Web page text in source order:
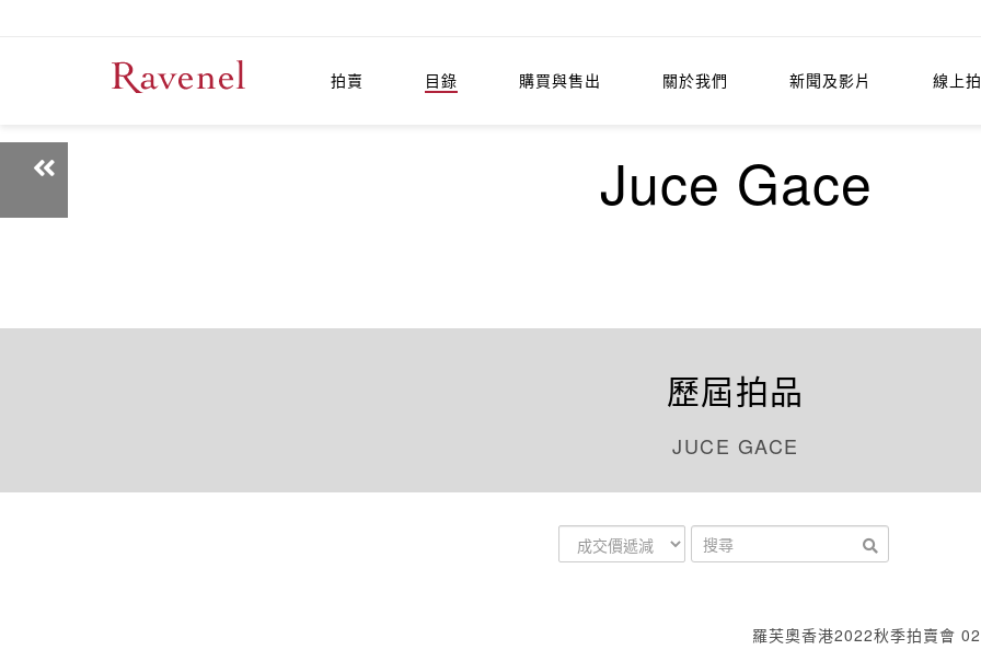
拍賣 目錄 購買與售出 關於我們 新聞及影片 線上
Juce Gace
歷屆拍品
JUCE GACE
羅芙奧香港2022秋季拍賣會